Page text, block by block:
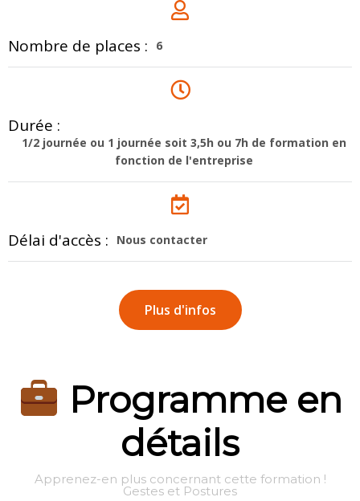
Nombre de places : 6
Durée :
1/2 journée ou 1 journée soit 3,5h ou 7h de formation en
fonction de l'entreprise
Délai d'accès : Nous contacter
Plus d'infos
Programme en
détails
Apprenez-en plus concernant cette formation !
Gestes et Postures